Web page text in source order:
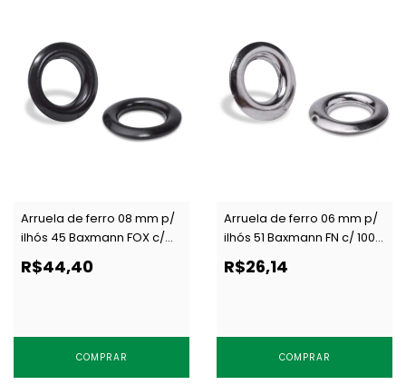
Arruela de ferro 08 mm p/
ilhós 45 Baxmann FOX c/
1000 un
R$44,40
COMPRAR
Arruela de ferro 06 mm p/
ilhós 51 Baxmann FN c/ 1000
R$26,14
COMPRAR